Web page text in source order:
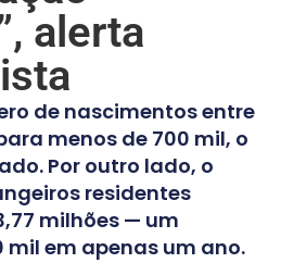
alerta
de nascimentos entre
menos de 700 mil, o
Por outro lado, o
residentes
milhões — um
mil em apenas um ano.